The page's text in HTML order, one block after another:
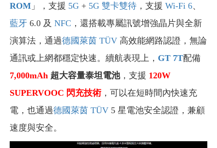
ROM 」 ，支援 5G + 5G 雙卡雙待 ，支援 Wi-Fi 6、
藍牙 6.0 及 NFC ，還搭載專屬訊號增強晶片與全新
演算法，通過德國萊茵 TÜV 高效能網路認證，無論
通訊或上網都穩定快速。續航表現上， GT 7T配備
7,000mAh 超大容量泰坦電池 ，支援 120W
SUPERVOOC 閃充技術 ，可以在短時間內快速充
電，也通過德國萊茵 TÜV 5 星電池安全認證，兼顧
速度與安全。